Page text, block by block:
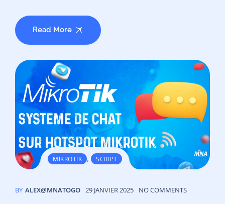
Read More
MIKROTIK , SCRIPT
BY ALEX@MNATOGO 29 JANVIER 2025 NO COMMENTS